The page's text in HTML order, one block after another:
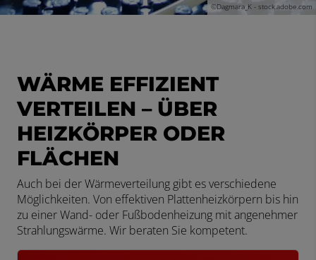
©Dagmara_K - stock.adobe.com
WÄRME EFFIZIENT
VERTEILEN – ÜBER
HEIZKÖRPER ODER
FLÄCHEN
Auch bei der Wärmeverteilung gibt es verschiedene
Möglichkeiten. Von effektiven Plattenheizkörpern bis hin
zu einer Wand- oder Fußbodenheizung mit angenehmer
Strahlungswärme. Wir beraten Sie kompetent.